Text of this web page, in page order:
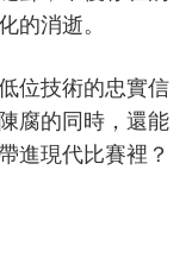
的消逝。
位技術的忠實信
腐的同時，還能
進現代比賽裡？